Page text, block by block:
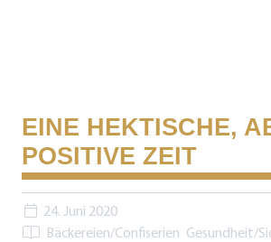
EINE HEKTISCHE,
POSITIVE ZEIT
24. Juni 2020
Bäckereien/Confiserien Gesundheit/